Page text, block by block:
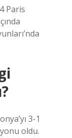
Paris
3-1
oldu.